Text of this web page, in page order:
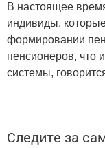
В настоящее
индивиды,
формировании
пенсионеров, что
системы,
Следите за